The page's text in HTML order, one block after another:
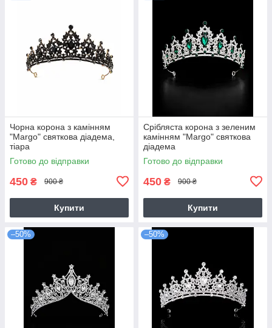
Чорна корона з камінням
"Margo" святкова діадема,
тіара
Готово до відправки
450 ₴ 900 ₴
Купити
Срібляста корона з зеленим
камінням "Margo" святкова
діадема
Готово до відправки
450 ₴ 900 ₴
Купити
–50% –50%